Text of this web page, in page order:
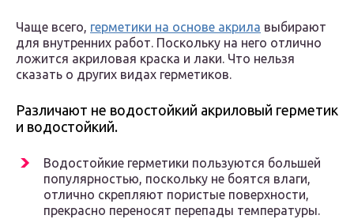
Чаще всего, герметики на основе акрила выбирают
для внутренних работ. Поскольку на него отлично
ложится акриловая краска и лаки. Что нельзя
сказать о других видах герметиков.
Различают не водостойкий акриловый герметик
и водостойкий.
Водостойкие герметики пользуются большей
популярностью, поскольку не боятся влаги,
отлично скрепляют пористые поверхности,
прекрасно переносят перепады температуры.